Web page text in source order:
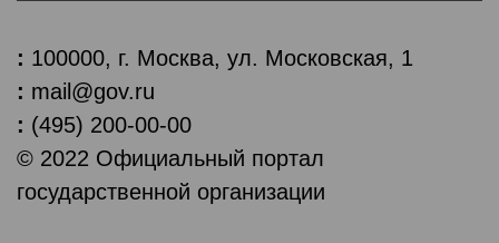
: 100000, г. Москва, ул. Московская, 1
: mail@gov.ru
: (495) 200-00-00
© 2022 Официальный портал
государственной организации